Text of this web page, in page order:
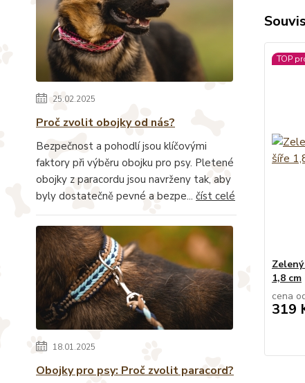
25.02.2025
Proč zvolit obojky od nás?
Bezpečnost a pohodlí jsou klíčovými
faktory při výběru obojku pro psy. Pletené
obojky z paracordu jsou navrženy tak, aby
byly dostatečně pevné a bezpe... číst celé
18.01.2025
Obojky pro psy: Proč zvolit paracord?
TOP
1,8 cm
cena
319